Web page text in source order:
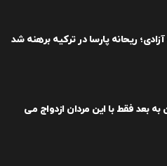
ریحانه پارسا در ترکیه برهنه شد
به بعد فقط با این مردان ازدواج می